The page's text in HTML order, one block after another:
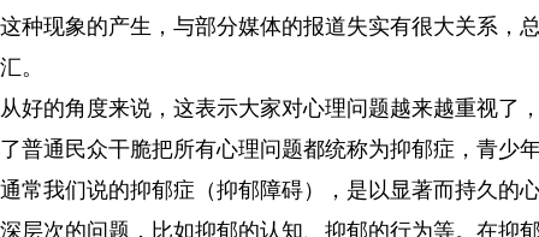
这种现象的产生，与部分媒体的报道失实有很大关系，
汇。
从好的角度来说，这表示大家对心理问题越来越重视了
了普通民众干脆把所有心理问题都统称为抑郁症，青少
通常我们说的抑郁症（抑郁障碍），是以显著而持久的
深层次的问题，比如抑郁的认知、抑郁的行为等。在抑